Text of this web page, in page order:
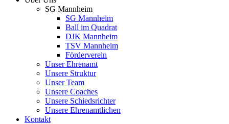
SG Mannheim
SG Mannheim
Ball im Quadrat
DJK Mannheim
TSV Mannheim
Förderverein
Unser Ehrenamt
Unsere Struktur
Unser Team
Unsere Coaches
Unsere Schiedsrichter
Unsere Ehrenamtlichen
Kontakt